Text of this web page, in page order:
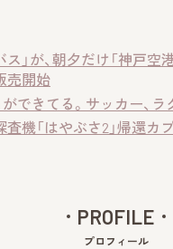
」が、朝夕だけ「神戸空
売開始
できてる。サッカー、
機「はやぶさ2」帰還カ
PROFILE
プロフィール